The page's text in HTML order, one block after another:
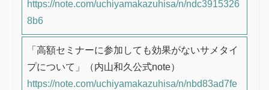
https://note.com/uchiyamakazuhisa/n/ndc3915326
8b6
「高額セミナーに参加しても効果がないサメタイ
プについて」（内山和久公式note）
https://note.com/uchiyamakazuhisa/n/nbd83ad7fe